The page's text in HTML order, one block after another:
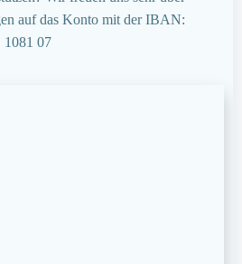
auf das Konto mit der IBAN:
1081 07